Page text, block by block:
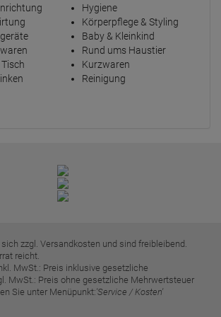
Hygiene
Körperpflege & Styling
Baby & Kleinkind
Rund ums Haustier
Kurzwaren
Reinigung
zzgl. Versandkosten und sind freibleibend.
reicht.
MwSt.: Preis inklusive gesetzliche
MwSt.: Preis ohne gesetzliche Mehrwertsteuer
Sie unter Menüpunkt:'Service / Kosten'